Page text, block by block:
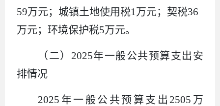
59万元；城镇土地使用税1 万元； 契税36
万元； 环境保护税5万元。
（二） 2025年一般公共预算支出安
排情况
2025 年 一般公共预算支出 2505 万